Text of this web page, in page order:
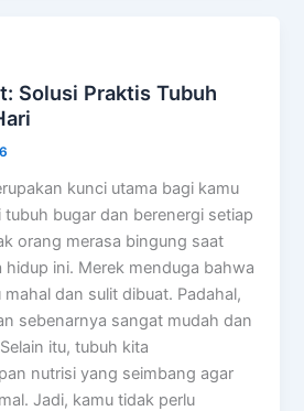
Solusi Praktis Tubuh
kunci utama bagi kamu
bugar dan berenergi setiap
orang merasa bingung saat
hidup ini. Merek menduga bahwa
dan sulit dibuat. Padahal,
sebenarnya sangat mudah dan
itu, tubuh kita
nutrisi yang seimbang agar
Jadi, kamu tidak perlu